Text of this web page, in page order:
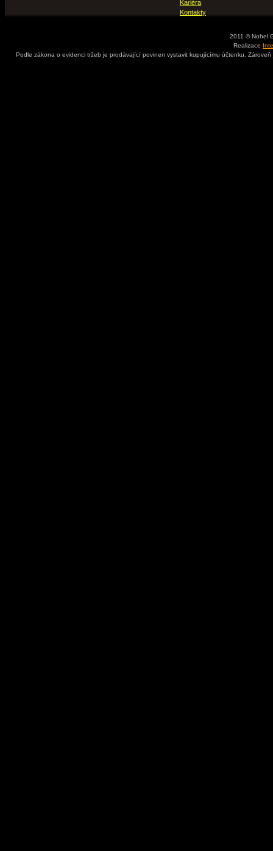
Kariéra
Kontakty
2011 © Nohel
Realizace
Podle zákona o evidenci tržeb je prodávající povinen vystavit kupujícímu účtenku.